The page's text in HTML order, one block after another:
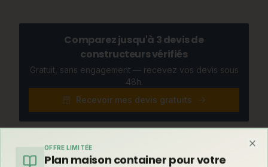
Comparez jusqu'à 3 devis de
constructeurs vérifiés
Gratuit, sans engagement — recevez vos devis sous
48h.
Recevoir mes devis gratuits
Et par rapport à une maison container ?
OFFRE LIMITÉE
Plan maison container pour votre